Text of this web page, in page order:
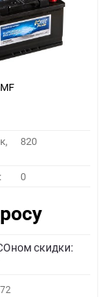
820
0
скидки: